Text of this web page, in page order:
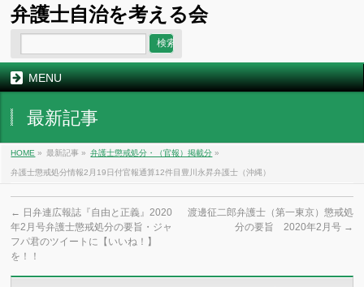
弁護士自治を考える会
MENU
最新記事
HOME » 最新記事 » 弁護士懲戒処分・（官報）掲載分 »
弁護士懲戒処分情報2月19日付官報通算12件目豊川永昇弁護士（沖縄）
← 日弁連広報誌『自由と正義』2020
年2月号弁護士懲戒処分の要旨・ジャ
フパ君のツイートに【いいね！】
を！！
渡邊征二郎弁護士（第一東京）懲戒処
分の要旨 2020年2月号 →